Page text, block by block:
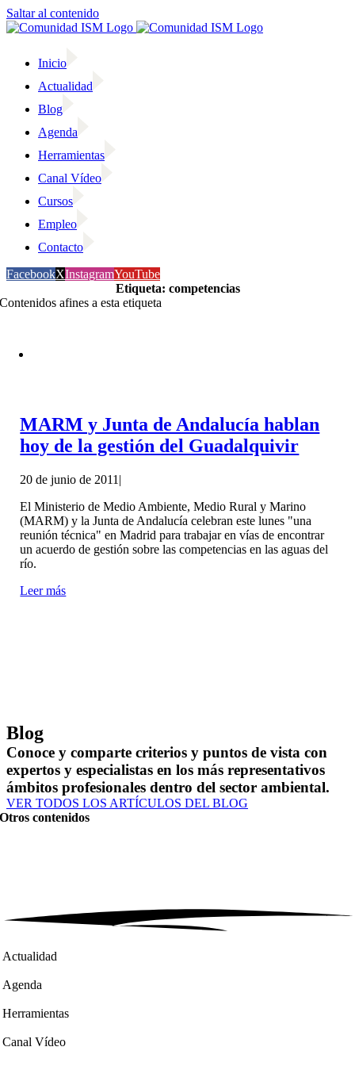
Saltar al contenido
Inicio
Actualidad
Blog
Agenda
Herramientas
Canal Vídeo
Cursos
Empleo
Contacto
FacebookXInstagramYouTube
Etiqueta: competencias
Contenidos afines a esta etiqueta
MARM y Junta de Andalucía hablan
hoy de la gestión del Guadalquivir
20 de junio de 2011 |
El Ministerio de Medio Ambiente, Medio Rural y Marino
(MARM) y la Junta de Andalucía celebran este lunes "una
reunión técnica" en Madrid para trabajar en vías de encontrar
un acuerdo de gestión sobre las competencias en las aguas del
río.
Leer más
Blog
Conoce y comparte criterios y puntos de vista con
expertos y especialistas en los más representativos
ámbitos profesionales dentro del sector ambiental.
VER TODOS LOS ARTÍCULOS DEL BLOG
Otros contenidos
Actualidad
Agenda
Herramientas
Canal Vídeo